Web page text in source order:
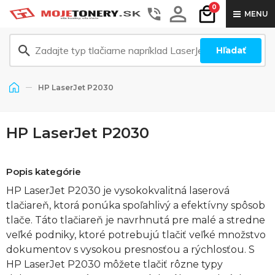
0
MENU
Hľadať
HP LaserJet P2030
HP LaserJet P2030
Popis kategórie
HP LaserJet P2030 je vysokokvalitná laserová
tlačiareň, ktorá ponúka spoľahlivý a efektívny spôsob
tlače. Táto tlačiareň je navrhnutá pre malé a stredne
veľké podniky, ktoré potrebujú tlačiť veľké množstvo
dokumentov s vysokou presnosťou a rýchlosťou. S
HP LaserJet P2030 môžete tlačiť rôzne typy